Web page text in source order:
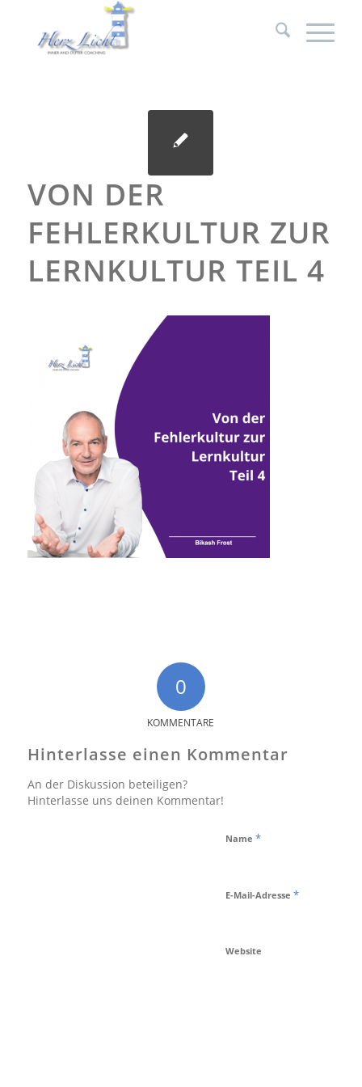
VON DER
FEHLERKULTUR ZUR
LERNKULTUR TEIL 4
0
KOMMENTARE
Hinterlasse einen Kommentar
An der Diskussion beteiligen?
Hinterlasse uns deinen Kommentar!
Name *
E-Mail-Adresse *
Website